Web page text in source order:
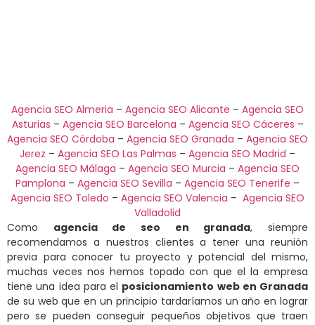
Agencia SEO Almeria – Agencia SEO Alicante – Agencia SEO
Asturias – Agencia SEO Barcelona – Agencia SEO Cáceres –
Agencia SEO Córdoba – Agencia SEO Granada – Agencia SEO
Jerez – Agencia SEO Las Palmas – Agencia SEO Madrid –
Agencia SEO Málaga – Agencia SEO Murcia – Agencia SEO
Pamplona – Agencia SEO Sevilla – Agencia SEO Tenerife –
Agencia SEO Toledo – Agencia SEO Valencia – Agencia SEO
Valladolid
Como agencia de seo en granada, siempre
recomendamos a nuestros clientes a tener una reunión
previa para conocer tu proyecto y potencial del mismo,
muchas veces nos hemos topado con que el la empresa
tiene una idea para el posicionamiento web en Granada
de su web que en un principio tardaríamos un año en lograr
pero se pueden conseguir pequeños objetivos que traen